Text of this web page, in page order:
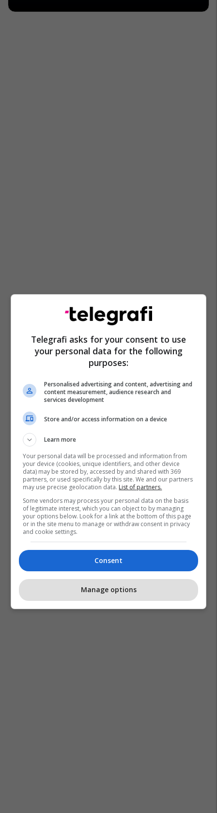
Telegrafi asks for your consent to use
your personal data for the following
purposes:
Personalised advertising and content, advertising and
content measurement, audience research and
services development
Store and/or access information on a device
Learn more
Your personal data will be processed and information from
your device (cookies, unique identifiers, and other device
data) may be stored by, accessed by and shared with 369
partners, or used specifically by this site. We and our partners
may use precise geolocation data. List of partners.
Some vendors may process your personal data on the basis
of legitimate interest, which you can object to by managing
your options below. Look for a link at the bottom of this page
or in the site menu to manage or withdraw consent in privacy
and cookie settings.
Consent
Manage options